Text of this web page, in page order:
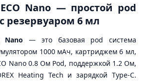
Nano — простой pod
резервуаром 6 мл
Nano — это базовая pod система
1000 мАч, картриджем 6 мл,
Nano 0.8 Ом Pod, поддержкой 1.2 Ом,
Heating Tech и зарядкой Type-C.